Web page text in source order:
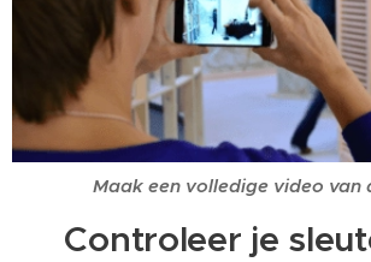
Maak een volledige video van
🔑 Controleer je